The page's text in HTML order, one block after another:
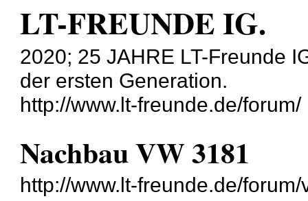
LT-FREUNDE IG.
2020; 25 JAHRE LT-Freunde
der ersten Generation.
http://www.lt-freunde.de/forum/
Nachbau VW 3181
http://www.lt-freunde.de/